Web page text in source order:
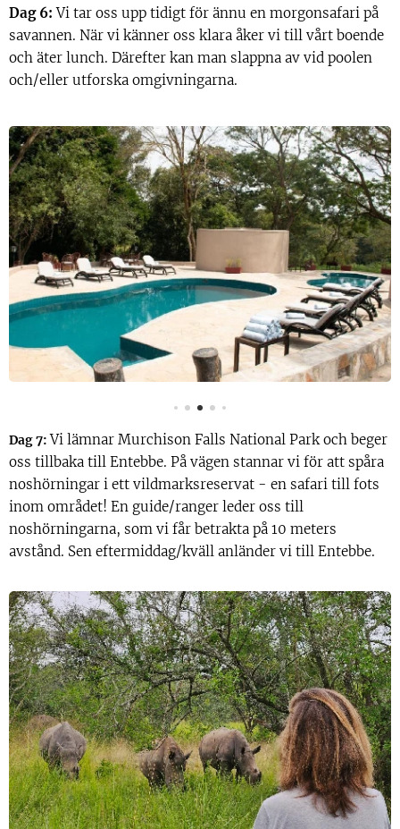
Dag 6:Vi tar oss upp tidigt för ännu en morgonsafari på
savannen. När vi känner oss klara åker vi till vårt boende
och äter lunch. Därefter kan man slappna av vid poolen
och/eller utforska omgivningarna.
Dag 7: Vi lämnar Murchison Falls National Park och beger
oss tillbaka till Entebbe. På vägen stannar vi för att spåra
noshörningar i ett vildmarksreservat - en safari till fots
inom området! En guide/ranger leder oss till
noshörningarna, som vi får betrakta på 10 meters
avstånd. Sen eftermiddag/kväll anländer vi till Entebbe.